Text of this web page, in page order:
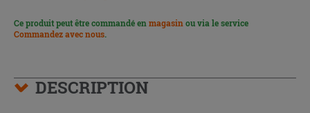
Ce produit peut être commandé en magasin ou via le service
Commandez avec nous.
DESCRIPTION